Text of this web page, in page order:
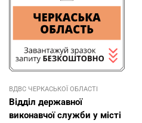
ВДВС ЧЕРКАСЬКОЇ ОБЛАСТІ
Відділ державної
виконавчої служби у місті